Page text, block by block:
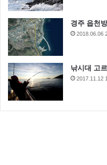
경주 읍천
2018.06.06
낚시대 고
2017.11.12